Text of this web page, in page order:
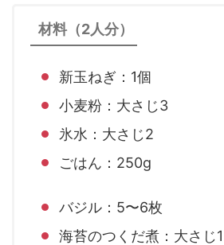
材料（2人分）
新玉ねぎ：1個
小麦粉：大さじ3
氷水：大さじ2
ごはん：250g
バジル：5〜6枚
海苔のつくだ煮：大さじ1